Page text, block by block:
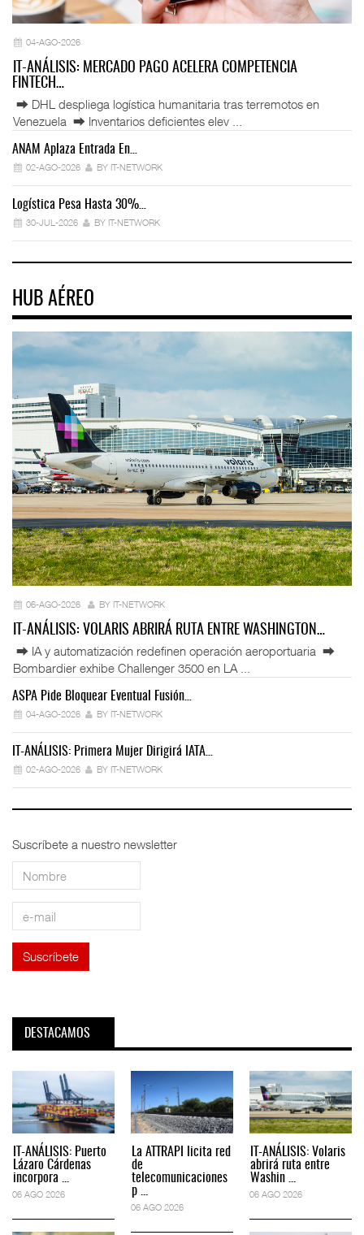
04-AGO-2026
IT-ANÁLISIS: MERCADO PAGO ACELERA COMPETENCIA
FINTECH…
⮕ DHL despliega logística humanitaria tras terremotos en
Venezuela ⮕ Inventarios deficientes elev ...
ANAM Aplaza Entrada En…
02-AGO-2026 BY IT-NETWORK
Logística Pesa Hasta 30%…
30-JUL-2026 BY IT-NETWORK
HUB AÉREO
06-AGO-2026 BY IT-NETWORK
IT-ANÁLISIS: VOLARIS ABRIRÁ RUTA ENTRE WASHINGTON…
⮕ IA y automatización redefinen operación aeroportuaria ⮕
Bombardier exhibe Challenger 3500 en LA ...
ASPA Pide Bloquear Eventual Fusión…
04-AGO-2026 BY IT-NETWORK
IT-ANÁLISIS: Primera Mujer Dirigirá IATA…
02-AGO-2026 BY IT-NETWORK
Suscríbete a nuestro newsletter
DESTACAMOS
IT-ANÁLISIS: Puerto
Lázaro Cárdenas
incorpora ...
06 AGO 2026
La ATTRAPI licita red
de
telecomunicaciones
p ...
06 AGO 2026
IT-ANÁLISIS: Volaris
abrirá ruta entre
Washin ...
06 AGO 2026